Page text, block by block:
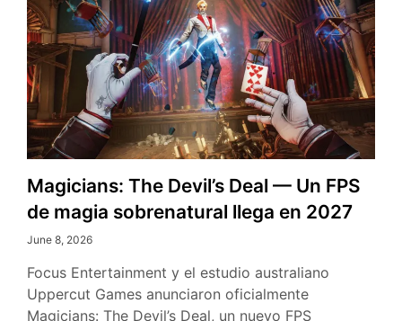
Magicians: The Devil’s Deal — Un FPS
de magia sobrenatural llega en 2027
June 8, 2026
Focus Entertainment y el estudio australiano
Uppercut Games anunciaron oficialmente
Magicians: The Devil’s Deal, un nuevo FPS